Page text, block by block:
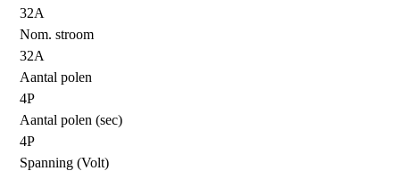
32A
Nom. stroom
32A
Aantal polen
4P
Aantal polen (sec)
4P
Spanning (Volt)